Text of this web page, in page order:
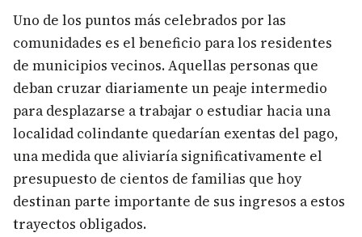
Uno de los puntos más celebrados por las
comunidades es el beneficio para los residentes
de municipios vecinos. Aquellas personas que
deban cruzar diariamente un peaje intermedio
para desplazarse a trabajar o estudiar hacia una
localidad colindante quedarían exentas del pago,
una medida que aliviaría significativamente el
presupuesto de cientos de familias que hoy
destinan parte importante de sus ingresos a estos
trayectos obligados.